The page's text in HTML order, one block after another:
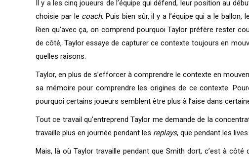
Il y a les cinq joueurs de l’équipe qui défend, leur position au
choisie par le coach. Puis bien sûr, il y a l’équipe qui a le
Rien qu’avec ça, on comprend pourquoi Taylor préfère rester
de côté, Taylor essaye de capturer ce contexte toujours en
quelles raisons.
Taylor, en plus de s’efforcer à comprendre le contexte en
sa mémoire pour comprendre les origines de ce contexte.
pourquoi certains joueurs semblent être plus à l’aise dans
Tout ce travail qu’entreprend Taylor me demande de la
travaille plus en journée pendant les replays, que pendant les
Mais, là où Taylor travaille pendant que Smith dort, c’est à